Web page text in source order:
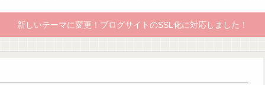
新しいテーマに変更！ブログサイトのSSL化に対応しました！